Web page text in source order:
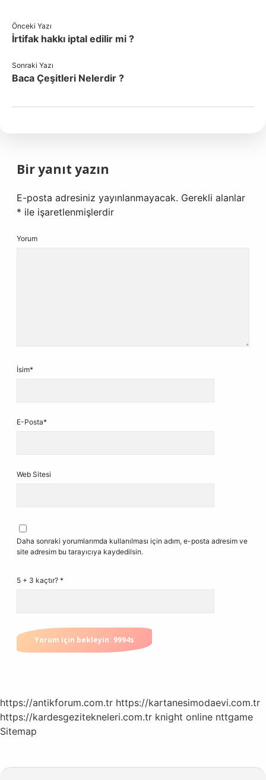
Önceki Yazı
İrtifak hakkı iptal edilir mi ?
Sonraki Yazı
Baca Çeşitleri Nelerdir ?
Bir yanıt yazın
E-posta adresiniz yayınlanmayacak. Gerekli alanlar
* ile işaretlenmişlerdir
Yorum
İsim*
E-Posta*
Web Sitesi
Daha sonraki yorumlarımda kullanılması için adım, e-posta adresim ve
site adresim bu tarayıcıya kaydedilsin.
5 + 3 kaçtır? *
https://antikforum.com.tr https://kartanesimodaevi.com.tr
https://kardesgezitekneleri.com.tr knight online nttgame
Sitemap